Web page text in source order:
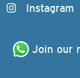
Instagram
Join our